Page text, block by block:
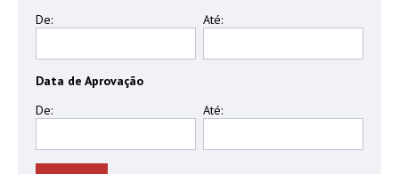
De: Até:
Data de Aprovação
De:
Até: